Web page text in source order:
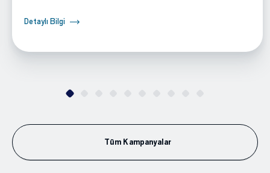
Detaylı Bilgi
Tüm Kampanyalar